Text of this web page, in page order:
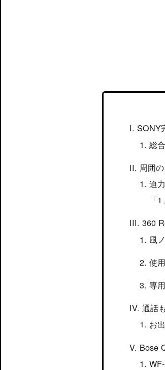
SONY
総
周囲
迫
360
風
使
専
通話
お
Bose